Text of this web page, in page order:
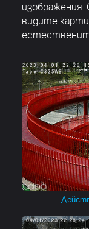
видите